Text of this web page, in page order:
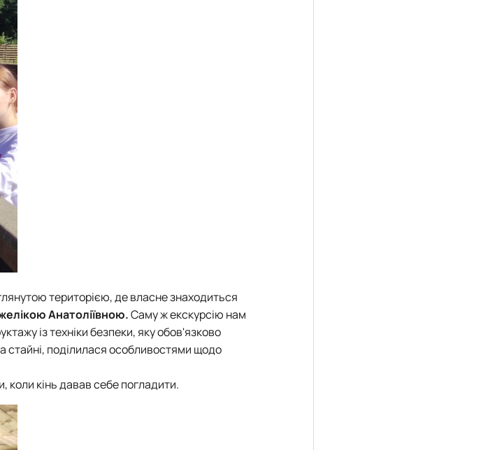
територією, де власне знаходиться
Анатоліївною.Саму ж екскурсію нам
із техніки безпеки, яку обов'язково
стайні, поділилася особливостями щодо
коли кінь давав себе погладити.